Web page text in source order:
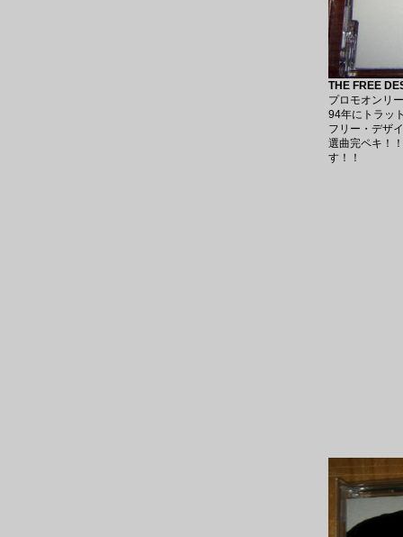
THE FREE
プロモオンリ
94年にトラッ
フリー・デザ
選曲完ペキ！
す！！